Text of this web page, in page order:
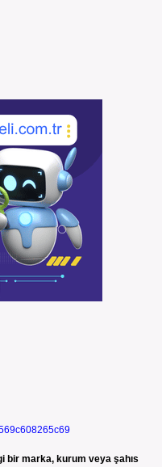
bir marka, kurum veya şahıs